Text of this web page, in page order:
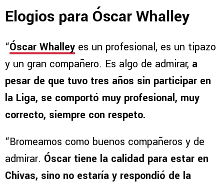
Elogios para Óscar Whalley
“Óscar Whalley es un profesional, es un tipazo
y un gran compañero. Es algo de admirar, a
pesar de que tuvo tres años sin participar en
la Liga, se comportó muy profesional, muy
correcto, siempre con respeto.
“Bromeamos como buenos compañeros y de
admirar. Óscar tiene la calidad para estar en
Chivas, sino no estaría y respondió de la